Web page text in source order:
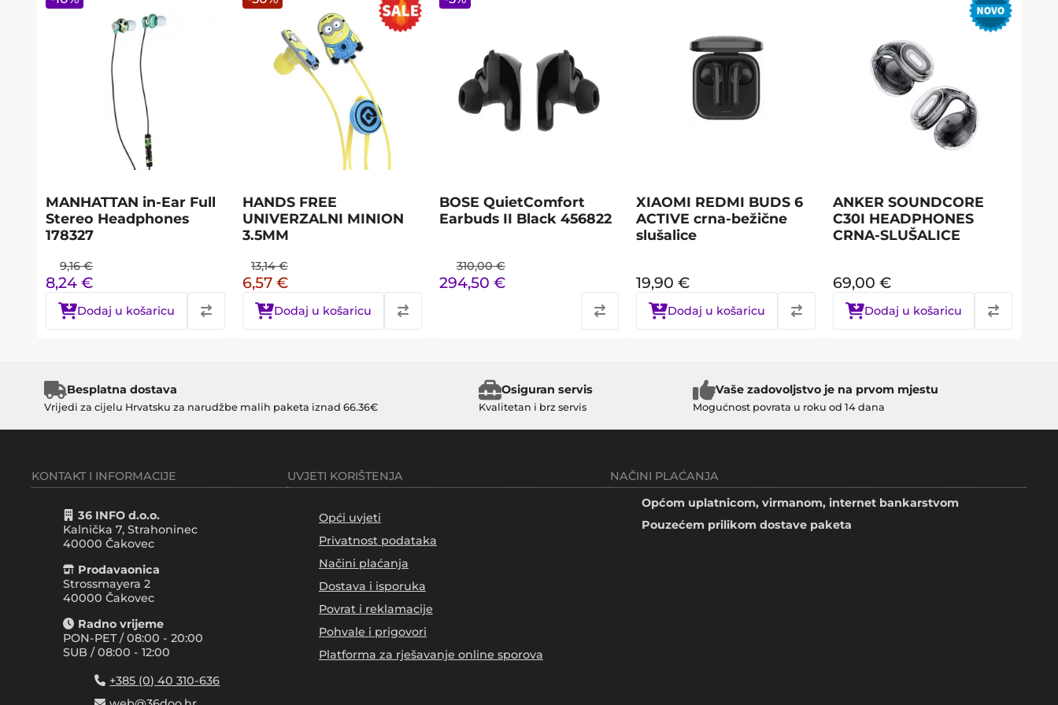
MANHATTAN in-Ear Full
Stereo Headphones
178327
9,16 €
8,24 €
Dodaj u košaricu
HANDS FREE
UNIVERZALNI MINION
3.5MM
13,14 €
6,57 €
Dodaj u košaricu
BOSE QuietComfort
Earbuds II Black 456822
310,00 €
294,50 €
XIAOMI REDMI BUDS 6
ACTIVE crna-bežične
slušalice
19,90 €
Dodaj u košaricu
ANKER SOUNDCORE
C30I HEADPHONES
CRNA-SLUŠALICE
69,00 €
Dodaj u košaricu
Besplatna dostava
Vrijedi za cijelu Hrvatsku za narudžbe malih paketa iznad 66.36€
Osiguran servis
Kvalitetan i brz servis
Vaše zadovoljstvo je na prvom mjestu
Mogućnost povrata u roku od 14 dana
KONTAKT I INFORMACIJE
36 INFO d.o.o.
Kalnička 7, Strahoninec
40000 Čakovec
Prodavaonica
Strossmayera 2
40000 Čakovec
Radno vrijeme
PON-PET / 08:00 - 20:00
SUB / 08:00 - 12:00
+385 (0) 40 310-636
UVJETI KORIŠTENJA
Opći uvjeti
Privatnost podataka
Načini plaćanja
Dostava i isporuka
Povrat i reklamacije
Pohvale i prigovori
Platforma za rješavanje online sporova
NAČINI PLAĆANJA
Općom uplatnicom, virmanom, internet bankarstvom
Pouzećem prilikom dostave paketa